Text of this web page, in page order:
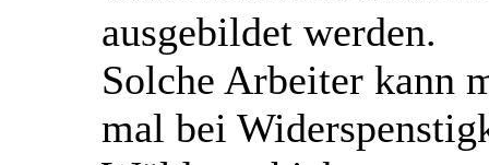
ausgebildet werden.
Solche Arbeiter kann
mal bei